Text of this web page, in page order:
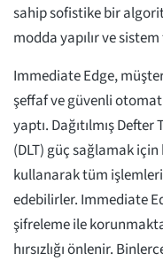
sahip sofistike bir
modda yapılır ve
Immediate Edge,
şeffaf ve güvenli
yaptı. Dağıtılmış
(DLT) güç sağlamak
kullanarak tüm
edebilirler. Immediate
şifreleme ile
hırsızlığı önlenir.